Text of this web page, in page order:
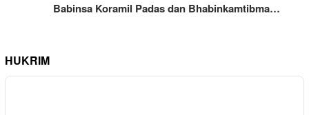
Babinsa Koramil Padas dan Bhabinkamtibma…
HUKRIM